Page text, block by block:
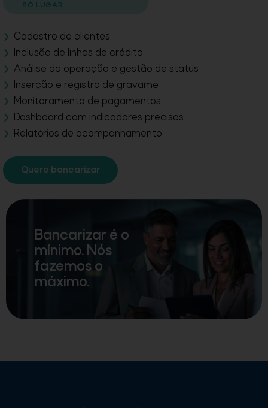
Bancarizar é o
mínimo. Nós
fazemos o
máximo.
SÓ LUGAR
Cadastro de clientes
Inclusão de linhas de crédito
Análise da operação e gestão de status
Inserção e registro de gravame
Monitoramento de pagamentos
Dashboard com indicadores precisos
Relatórios de acompanhamento
Quero bancarizar